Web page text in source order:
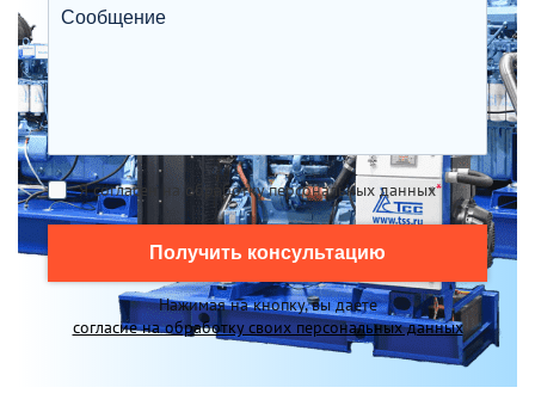
Я согласен на обработку персональных данных*
Получить консультацию
Нажимая на кнопку, вы даете
согласие на обработку своих персональных данных